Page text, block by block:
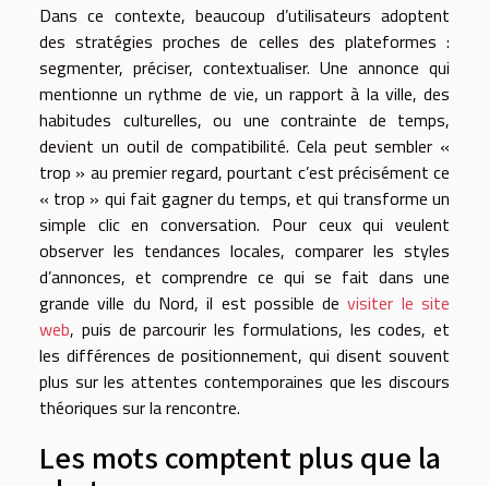
Dans ce contexte, beaucoup d’utilisateurs adoptent
des stratégies proches de celles des plateformes :
segmenter, préciser, contextualiser. Une annonce qui
mentionne un rythme de vie, un rapport à la ville, des
habitudes culturelles, ou une contrainte de temps,
devient un outil de compatibilité. Cela peut sembler «
trop » au premier regard, pourtant c’est précisément ce
« trop » qui fait gagner du temps, et qui transforme un
simple clic en conversation. Pour ceux qui veulent
observer les tendances locales, comparer les styles
d’annonces, et comprendre ce qui se fait dans une
grande ville du Nord, il est possible devisiter le site
web, puis de parcourir les formulations, les codes, et
les différences de positionnement, qui disent souvent
plus sur les attentes contemporaines que les discours
théoriques sur la rencontre.
Les mots comptent plus que la